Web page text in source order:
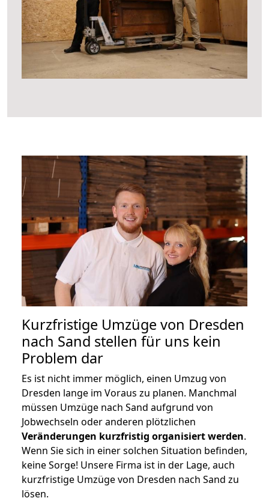
Kurzfristige Umzüge von Dresden
nach Sand stellen für uns kein
Problem dar
Es ist nicht immer möglich, einen Umzug von
Dresden lange im Voraus zu planen. Manchmal
müssen Umzüge nach Sand aufgrund von
Jobwechseln oder anderen plötzlichen
Veränderungen kurzfristig organisiert werden.
Wenn Sie sich in einer solchen Situation befinden,
keine Sorge! Unsere Firma ist in der Lage, auch
kurzfristige Umzüge von Dresden nach Sand zu
lösen.